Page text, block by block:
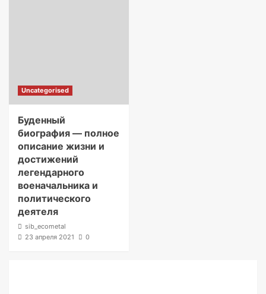
Uncategorised
Буденный
биография — полное
описание жизни и
достижений
легендарного
военачальника и
политического
деятеля
sib_ecometal
23 апреля 2021
0